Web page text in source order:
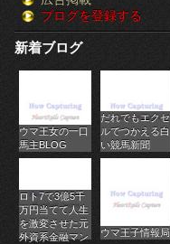
ブログを登録する
新着ブログ
ウマ王女の一口
馬主BLOG
だれでもエクセ
ルでつかえる白
い競馬新聞
ロト7で3億5千
万円当てて人生
を激変させた元
外資系金融マン
ウマ王子情報局